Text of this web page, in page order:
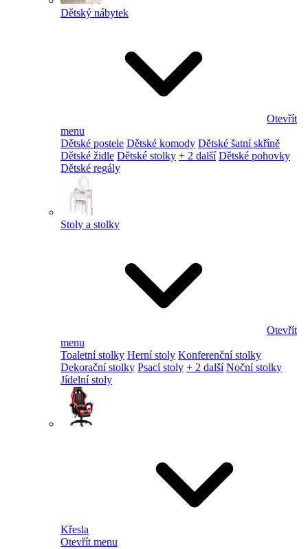
Dětský nábytek
Otevřít
menu
Dětské postele Dětské komody Dětské šatní skříně
Dětské židle Dětské stolky + 2 další Dětské pohovky
Dětské regály
Stoly a stolky
Otevřít
menu
Toaletní stolky Herní stoly Konferenční stolky
Dekorační stolky Psací stoly + 2 další Noční stolky
Jídelní stoly
Křesla
Otevřít menu